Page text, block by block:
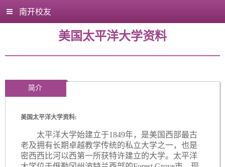
南开校友
美国太平洋大学资料
简介
美国太平洋大学资料:
太平洋大学始建立于1849年，是美国西部最古
老及拥有长期卓越教学传统的私立大学之一，也是
密西西比河以西第一所获特许建立的大学。太平洋